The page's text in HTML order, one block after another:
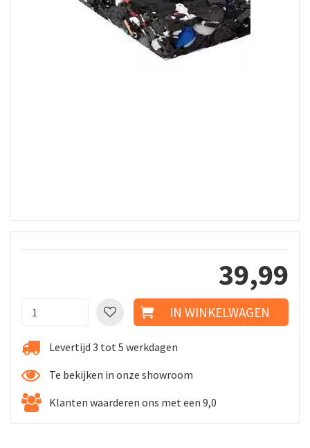
39,99
Levertijd 3 tot 5 werkdagen
Te bekijken in onze showroom
Klanten waarderen ons met een 9,0